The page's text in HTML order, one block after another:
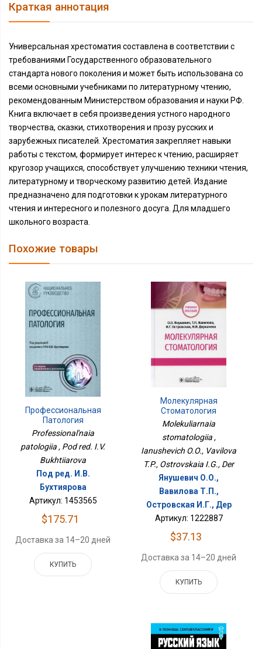
Краткая аннотация
Универсальная хрестоматия составлена в соответствии с
требованиями Государственного образовательного
стандарта нового поколения и может быть использована со
всеми основными учебниками по литературному чтению,
рекомендованным Министерством образования и науки РФ.
Книга включает в себя произведения устного народного
творчества, сказки, стихотворения и прозу русских и
зарубежных писателей. Хрестоматия закрепляет навыки
работы с текстом, формирует интерес к чтению, расширяет
кругозор учащихся, способствует улучшению техники чтения,
литературному и творческому развитию детей. Издание
предназначено для подготовки к урокам литературного
чтения и интересного и полезного досуга. Для младшего
школьного возраста.
Похожие товары
Профессиональная
Патология
Professional'naia
patologiia , Pod red. I.V.
Bukhtiiarova
Под ред. И.В.
Бухтиярова
Артикул: 1453565
$175.71
Доставка за 14–20 дней
КУПИТЬ
Молекулярная
Стоматология
Molekuliarnaia
stomatologiia ,
Ianushevich O.O., Vavilova
T.P., Ostrovskaia I.G., Der
Янушевич О.О.,
Вавилова Т.П.,
Островская И.Г., Дер
Артикул: 1222887
$37.13
Доставка за 14–20 дней
КУПИТЬ